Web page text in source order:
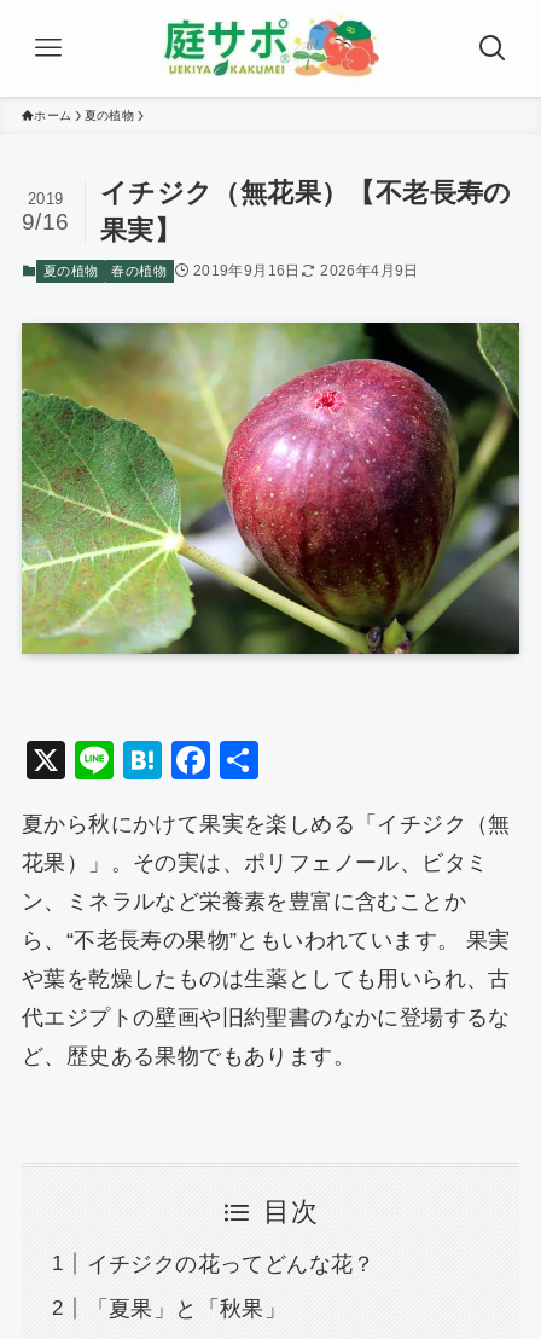
ホーム 夏の植物
イチジク（無花果）【不老長寿の
果実】
2019
9/16
夏の植物 春の植物 2019年9月16日 2026年4月9日
X
Li
e
H
e
n
a
F
c
e
b
o
o
k
夏から秋にかけて果実を楽しめる「イチジク（無
花果）」。その実は、ポリフェノール、ビタミ
ン、ミネラルなど栄養素を豊富に含むことか
ら、“不老長寿の果物”ともいわれています。 果実
や葉を乾燥したものは生薬としても用いられ、古
代エジプトの壁画や旧約聖書のなかに登場するな
ど、歴史ある果物でもあります。
目次
イチジクの花ってどんな花？
「夏果」と「秋果」